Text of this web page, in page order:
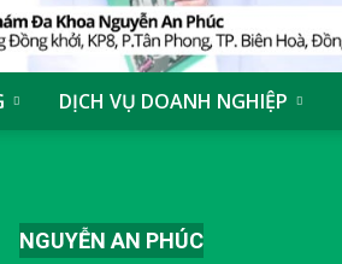
DỊCH VỤ DOANH NGHIỆP
NGUYỄN AN PHÚC